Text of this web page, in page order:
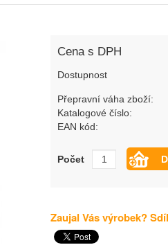
Cena s DPH
Dostupnost
Přepravní váha zboží:
Katalogové číslo:
EAN kód:
Počet
Zaujal Vás výrobek?